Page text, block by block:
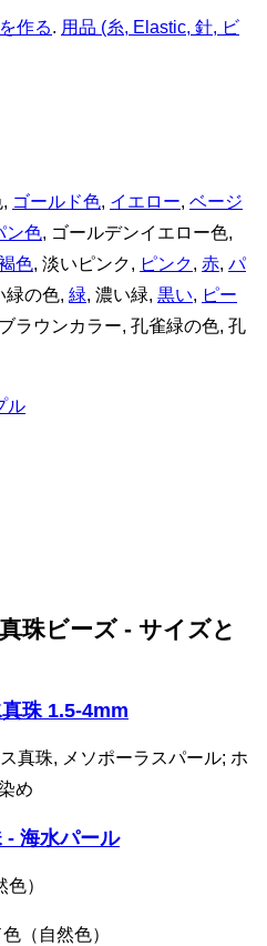
作る. 用品 (糸, Elastic, 針, ビ
ゴールド色, イエロー, ベージ
ン色, ゴールデンイエロー色,
色, 淡いピンク, ピンク, 赤, パ
緑の色, 緑, 濃い緑, 黒い, ピー
ラウンカラー, 孔雀緑の色, 孔
ル
真珠 1.5-4mm
め
- 海水パール
）
（自然色）